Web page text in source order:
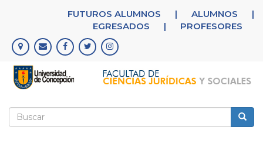
principal
FUTUROS ALUMNOS | ALUMNOS
|
EGRESADOS
| PROFESORES
Formulario